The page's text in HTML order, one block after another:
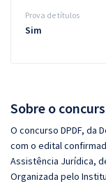
Sobre o
O concurso DPDF, da
com o edital
Assistência Jurídica,
Organizada pelo
Prova de títulos
Sim